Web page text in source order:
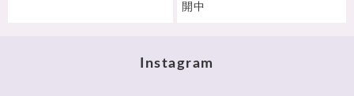
開中
Instagram